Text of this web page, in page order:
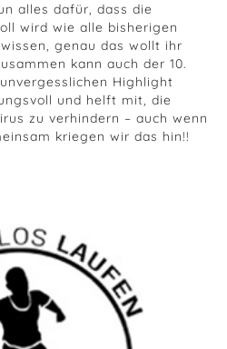
alles dafür, dass die
wird wie alle bisherigen
genau das wollt ihr
kann auch der 10.
Highlight
und helft mit, die
zu verhindern – auch wenn
kriegen wir das hin!!